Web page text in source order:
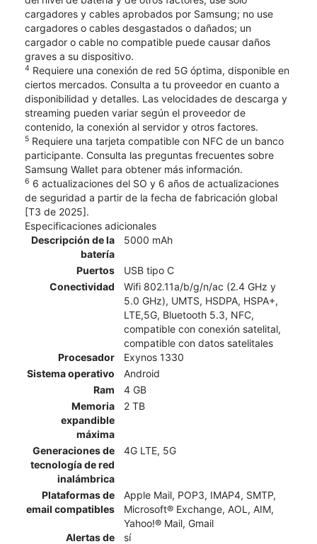
cargadores y cables aprobados por Samsung; no use
cargadores o cables desgastados o dañados; un
cargador o cable no compatible puede causar daños
graves a su dispositivo.
4 Requiere una conexión de red 5G óptima, disponible en
ciertos mercados. Consulta a tu proveedor en cuanto a
disponibilidad y detalles. Las velocidades de descarga y
streaming pueden variar según el proveedor de
contenido, la conexión al servidor y otros factores.
5 Requiere una tarjeta compatible con NFC de un banco
participante. Consulta las preguntas frecuentes sobre
Samsung Wallet para obtener más información.
6 6 actualizaciones del SO y 6 años de actualizaciones
de seguridad a partir de la fecha de fabricación global
[T3 de 2025].
Especificaciones adicionales
Descripción de la
batería
5000 mAh
Puertos
USB tipo C
Conectividad
Wifi 802.11a/b/g/n/ac (2.4 GHz y
5.0 GHz), UMTS, HSDPA, HSPA+,
LTE,5G, Bluetooth 5.3, NFC,
compatible con conexión satelital,
compatible con datos satelitales
Procesador
Exynos 1330
Sistema operativo
Android
Ram
4 GB
Memoria
expandible
máxima
2 TB
Generaciones de
tecnología de red
inalámbrica
4G LTE, 5G
Plataformas de
email compatibles
Apple Mail, POP3, IMAP4, SMTP,
Microsoft® Exchange, AOL, AIM,
Yahoo!® Mail, Gmail
Alertas de
sí